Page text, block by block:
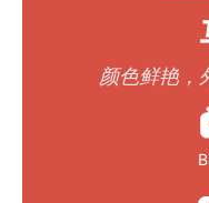
颜色鲜艳，